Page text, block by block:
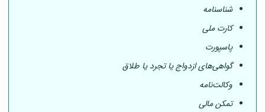
شناسنامه
کارت ملی
پاسپورت
گواهی‌های ازدواج یا تجرد یا طلاق
وکالت‌نامه
تمکن مالی